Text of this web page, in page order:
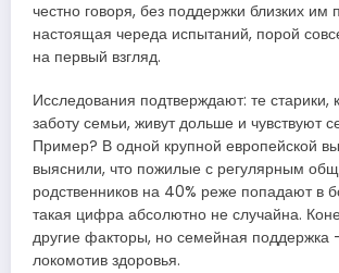
честно говоря, без поддержки близких им
настоящая череда испытаний, порой
на первый взгляд.
Исследования подтверждают: те старики,
заботу семьи, живут дольше и чувствуют
Пример? В одной крупной европейской
выяснили, что пожилые с регулярным
родственников на 40% реже попадают в
такая цифра абсолютно не случайна.
другие факторы, но семейная поддержка
локомотив здоровья.